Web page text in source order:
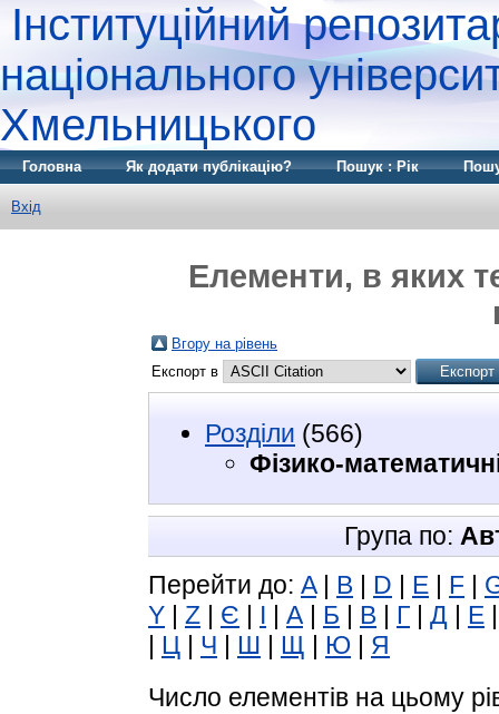
Інституційний
національного
Хмельницького
Головна Як додати публікацію? Пошук : Рік
Вхід
Елементи, в яких
Вгору на рівень
Експорт в
Розділи (566)
Фізико-
Група по:
Перейти до: A| B D E F
Y
Z Є І А| Б В Г Д Е
Ц Ч Ш Щ Ю
Я
Число елементів на цьому